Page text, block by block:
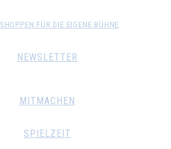
SHOPPEN FÜR DIE EIGENE BÜHNE
NEWSLETTER
MITMACHEN
SPIELZEIT